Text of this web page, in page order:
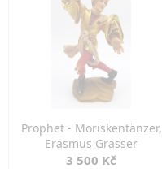
Prophet - Moriskentänzer,
Erasmus Grasser
3 500 Kč